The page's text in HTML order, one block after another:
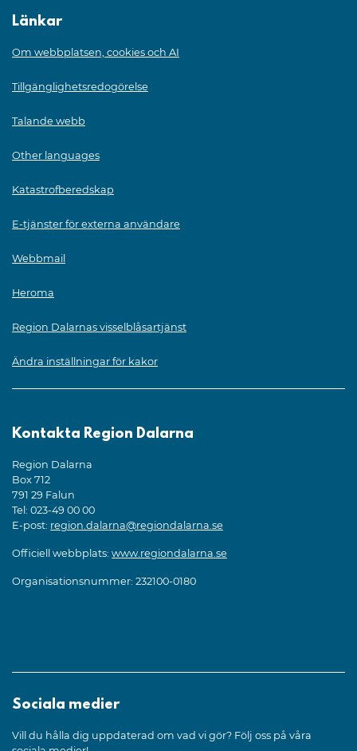
Länkar
Om webbplatsen, cookies och AI
Tillgänglighetsredogörelse
Talande webb
Other languages
Katastrofberedskap
E-tjänster för externa användare
Webbmail
Heroma
Region Dalarnas visselblåsartjänst
Ändra inställningar för kakor
Kontakta Region Dalarna
Region Dalarna
Box 712
791 29 Falun
Tel: 023-49 00 00
E-post: region.dalarna@regiondalarna.se
Officiell webbplats: www.regiondalarna.se
Organisationsnummer: 232100-0180
Sociala medier
Vill du hålla dig uppdaterad om vad vi gör? Följ oss på våra